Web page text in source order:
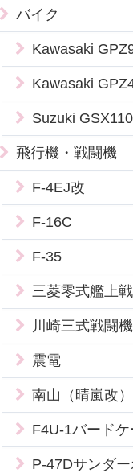
バイク
Kawasaki
Kawasaki
Suzuki
飛行機・戦闘機
F-4EJ改
F-16C
F-35
三菱零式艦上
川崎三式戦闘
震電
南山（晴嵐改）
F4U-1バード
P-47Dサンダ